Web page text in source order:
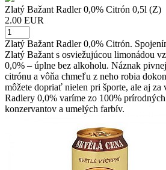
Zlatý Bažant Radler 0,0% Citrón 0,5l (Z)
2.00 EUR
Zlatý Bažant Radler 0,0% Citrón.
Zlatý Bažant s osviežujúcou limonádou
0,0% – úplne bez alkoholu. Náznak
citrónu a vôňa chmeľu z neho robia
môžete dopriať nielen pri športe, ale aj za
Radlery 0,0% varíme zo 100%
konzervantov a umelých farbív.